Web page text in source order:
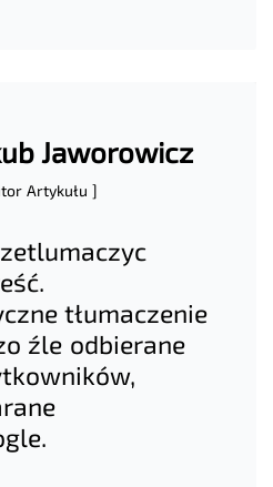
Jaworowicz
Artykułu ]
tłumaczenie
źle odbierane